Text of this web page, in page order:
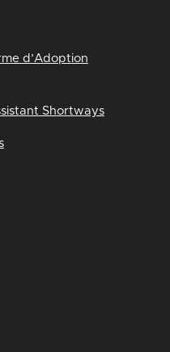
d’Adoption
Shortways